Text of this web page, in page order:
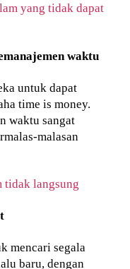
yang tidak dapat
waktu
untuk dapat
time is money.
waktu sangat
malasan
tidak langsung
mencari segala
baru, dengan